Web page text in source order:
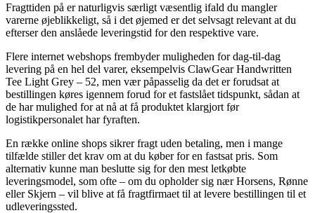
Fragttiden på er naturligvis særligt væsentlig ifald du mangler
varerne øjeblikkeligt, så i det øjemed er det selvsagt relevant at du
efterser den anslåede leveringstid for den respektive vare.
Flere internet webshops frembyder muligheden for dag-til-dag
levering på en hel del varer, eksempelvis ClawGear Handwritten
Tee Light Grey – 52, men vær påpasselig da det er forudsat at
bestillingen køres igennem forud for et fastslået tidspunkt, sådan at
de har mulighed for at nå at få produktet klargjort før
logistikpersonalet har fyraften.
En række online shops sikrer fragt uden betaling, men i mange
tilfælde stiller det krav om at du køber for en fastsat pris. Som
alternativ kunne man beslutte sig for den mest letkøbte
leveringsmodel, som ofte – om du opholder sig nær Horsens, Rønne
eller Skjern – vil blive at få fragtfirmaet til at levere bestillingen til et
udleveringssted.